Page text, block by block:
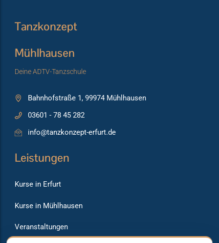
Tanzkonzept
Mühlhausen
Deine ADTV-Tanzschule
Bahnhofstraße 1, 99974 Mühlhausen
03601 - 78 45 282
info@tanzkonzept-erfurt.de
Leistungen
Kurse in Erfurt
Kurse in Mühlhausen
Veranstaltungen